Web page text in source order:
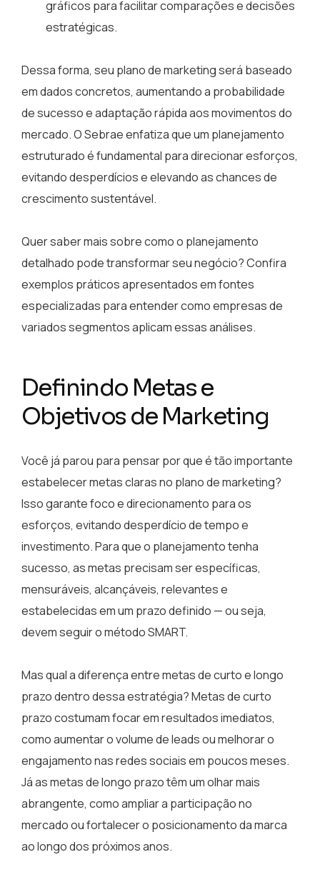
gráficos para facilitar comparações e decisões
estratégicas.
Dessa forma, seu plano de marketing será baseado
em dados concretos, aumentando a probabilidade
de sucesso e adaptação rápida aos movimentos do
mercado. O Sebrae enfatiza que um planejamento
estruturado é fundamental para direcionar esforços,
evitando desperdícios e elevando as chances de
crescimento sustentável.
Quer saber mais sobre como o planejamento
detalhado pode transformar seu negócio? Confira
exemplos práticos apresentados em fontes
especializadas para entender como empresas de
variados segmentos aplicam essas análises.
Definindo Metas e
Objetivos de Marketing
Você já parou para pensar por que é tão importante
estabelecer metas claras no plano de marketing?
Isso garante foco e direcionamento para os
esforços, evitando desperdício de tempo e
investimento. Para que o planejamento tenha
sucesso, as metas precisam ser específicas,
mensuráveis, alcançáveis, relevantes e
estabelecidas em um prazo definido — ou seja,
devem seguir o método SMART.
Mas qual a diferença entre metas de curto e longo
prazo dentro dessa estratégia? Metas de curto
prazo costumam focar em resultados imediatos,
como aumentar o volume de leads ou melhorar o
engajamento nas redes sociais em poucos meses.
Já as metas de longo prazo têm um olhar mais
abrangente, como ampliar a participação no
mercado ou fortalecer o posicionamento da marca
ao longo dos próximos anos.